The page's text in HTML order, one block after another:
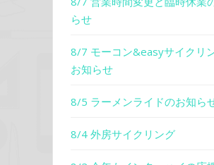
らせ
8/7 モーコン&easyサイクリ
お知らせ
8/5 ラーメンライドのお知ら
8/4 外房サイクリング